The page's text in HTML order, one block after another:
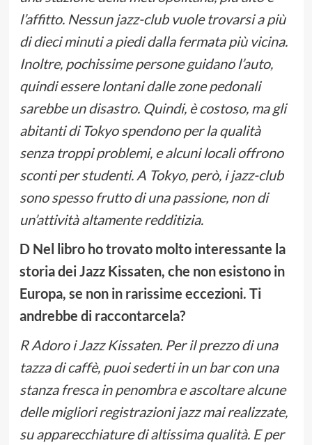
l’affitto. Nessun jazz-club vuole trovarsi a più
di dieci minuti a piedi dalla fermata più vicina.
Inoltre, pochissime persone guidano l’auto,
quindi essere lontani dalle zone pedonali
sarebbe un disastro. Quindi, è costoso, ma gli
abitanti di Tokyo spendono per la qualità
senza troppi problemi, e alcuni locali offrono
sconti per studenti. A Tokyo, però, i jazz-club
sono spesso frutto di una passione, non di
un’attività altamente redditizia.
D Nel libro ho trovato molto interessante la
storia dei Jazz Kissaten, che non esistono in
Europa, se non in rarissime eccezioni. Ti
andrebbe di raccontarcela?
R Adoro i Jazz Kissaten. Per il prezzo di una
tazza di caffè, puoi sederti in un bar con una
stanza fresca in penombra e ascoltare alcune
delle migliori registrazioni jazz mai realizzate,
su apparecchiature di altissima qualità. E per